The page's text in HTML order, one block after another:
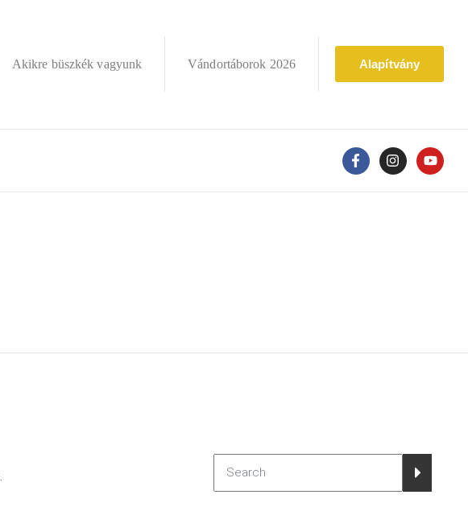
Akikre büszkék vagyunk Vándortáborok 2026 Alapítvány